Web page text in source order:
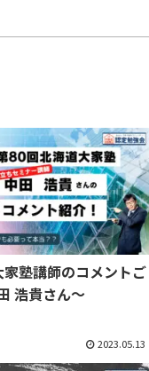
塾講師のコメントご
浩貴さん～
2023.05.13